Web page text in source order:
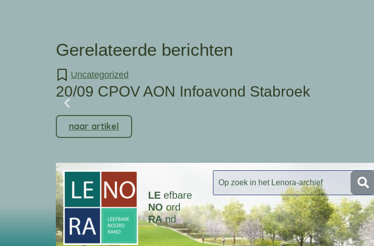
Gerelateerde berichten
Uncategorized
20/09 CPOV AON Infoavond Stabroek
naar artikel
LE efbare
NO ord
RAnd